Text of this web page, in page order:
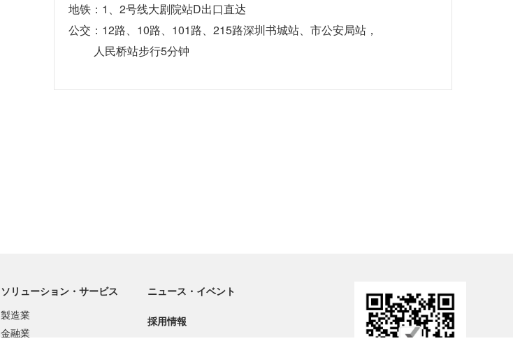
地铁：1、2号线大剧院站D出口直达
公交：12路、10路、101路、215路深圳书城站、市公安局站，
人民桥站步行5分钟
ソリューション・サービス
製造業
金融業
ニュース・イベント
採用情報